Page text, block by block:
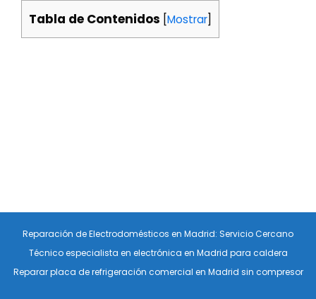
Tabla de Contenidos Mostrar
Reparación de Electrodomésticos en Madrid: Servicio Cercano
Técnico especialista en electrónica en Madrid para caldera
Reparar placa de refrigeración comercial en Madrid sin compresor